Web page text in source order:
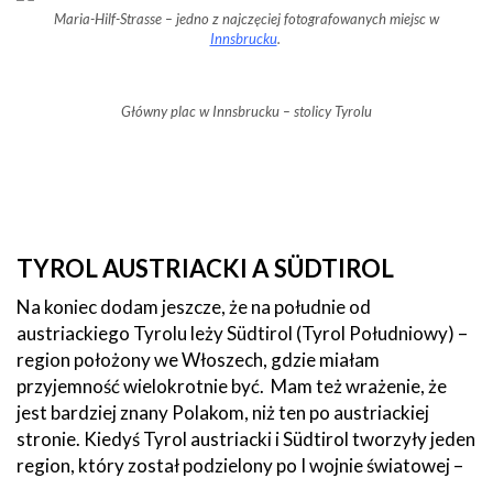
Maria-Hilf-Strasse – jedno z najczęciej fotografowanych miejsc w
Innsbrucku.
Główny plac w Innsbrucku – stolicy Tyrolu
TYROL AUSTRIACKI A SÜDTIROL
Na koniec dodam jeszcze, że na południe od
austriackiego Tyrolu leży Südtirol (Tyrol Południowy) –
region położony we Włoszech, gdzie miałam
przyjemność wielokrotnie być. Mam też wrażenie, że
jest bardziej znany Polakom, niż ten po austriackiej
stronie. Kiedyś Tyrol austriacki i Südtirol tworzyły jeden
region, który został podzielony po I wojnie światowej –